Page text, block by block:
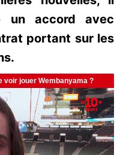
un accord avec
portant sur les